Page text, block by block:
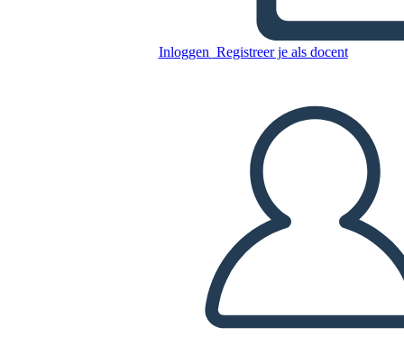
Inloggen Registreer je als docent
en la arena y en el agua
MAAK EEN STORYBOARD
DIAVOORSTELLING AFSPELEN
LEES MIJ VOOR